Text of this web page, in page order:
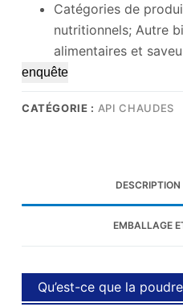
Catégories de
nutritionnels; Autre
alimentaires et
enquête
CATÉGORIE : API CHAUDES
EMBALLAGE
Qu’est-ce que la